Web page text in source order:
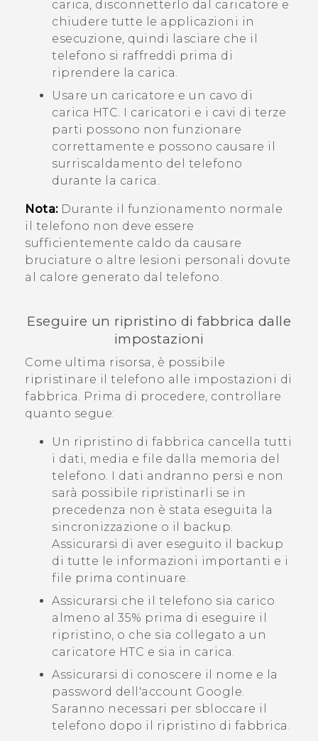
carica, disconnetterlo dal caricatore e
chiudere tutte le applicazioni in
esecuzione, quindi lasciare che il
telefono si raffreddi prima di
riprendere la carica.
Usare un caricatore e un cavo di
carica HTC. I caricatori e i cavi di terze
parti possono non funzionare
correttamente e possono causare il
surriscaldamento del telefono
durante la carica.
Nota:Durante il funzionamento normale
il telefono non deve essere
sufficientemente caldo da causare
bruciature o altre lesioni personali dovute
al calore generato dal telefono.
Eseguire un ripristino di fabbrica dalle
impostazioni
Come ultima risorsa, è possibile
ripristinare il telefono alle impostazioni di
fabbrica. Prima di procedere, controllare
quanto segue:
Un ripristino di fabbrica cancella tutti
i dati, media e file dalla memoria del
telefono. I dati andranno persi e non
sarà possibile ripristinarli se in
precedenza non è stata eseguita la
sincronizzazione o il backup.
Assicurarsi di aver eseguito il backup
di tutte le informazioni importanti e i
file prima continuare.
Assicurarsi che il telefono sia carico
almeno al 35% prima di eseguire il
ripristino, o che sia collegato a un
caricatore HTC e sia in carica.
Assicurarsi di conoscere il nome e la
password dell'account Google
Saranno necessari per sbloccare il
telefono dopo il ripristino di fabbrica.